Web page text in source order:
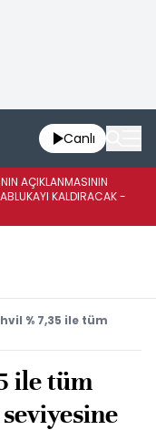
Canlı
AÇIKLANMASININ
KALDIRACAK -
% 7,35 ile tüm
ile tüm